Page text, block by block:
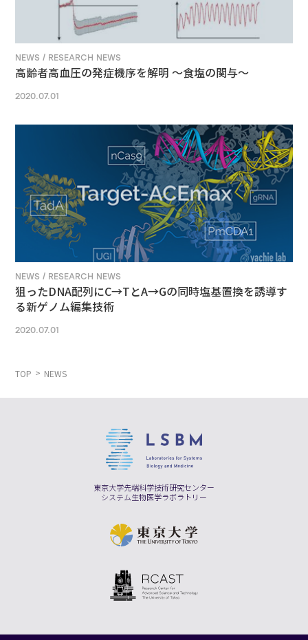
NEWS / RESEARCH NEWS
高齢者高血圧の発症機序を解明 ～食塩の関与～
2020.07.01
NEWS / RESEARCH NEWS
狙ったDNA配列にC→TとA→Gの同時塩基置換を誘導す
る新ゲノム編集技術
2020.07.01
TOP NEWS
東京大学先端科学技術研究センター
システム生物医学ラボラトリー